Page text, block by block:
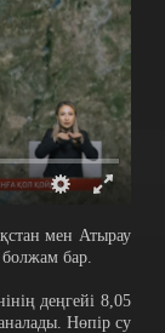
мен Атырау
бар.
деңгейі 8,05
Нөпір су